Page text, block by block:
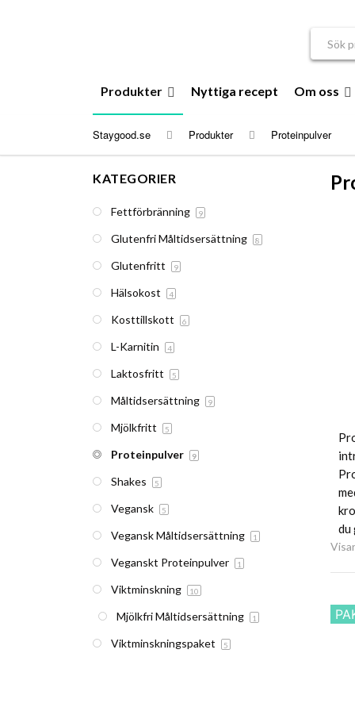
Produkter Nyttiga recept Om oss
Staygood.se Produkter Proteinpulver
du
KATEGORIER
Fettförbränning 9
Glutenfri Måltidsersättning 8
Glutenfritt 9
Hälsokost 4
Kosttillskott 6
L-Karnitin 4
Laktosfritt 5
Måltidsersättning 9
Mjölkfritt 5
Proteinpulver 9
Shakes 5
Vegansk 5
Vegansk Måltidsersättning 1
Veganskt Proteinpulver 1
Viktminskning 10
Mjölkfri Måltidsersättning 1
Viktminskningspaket 5